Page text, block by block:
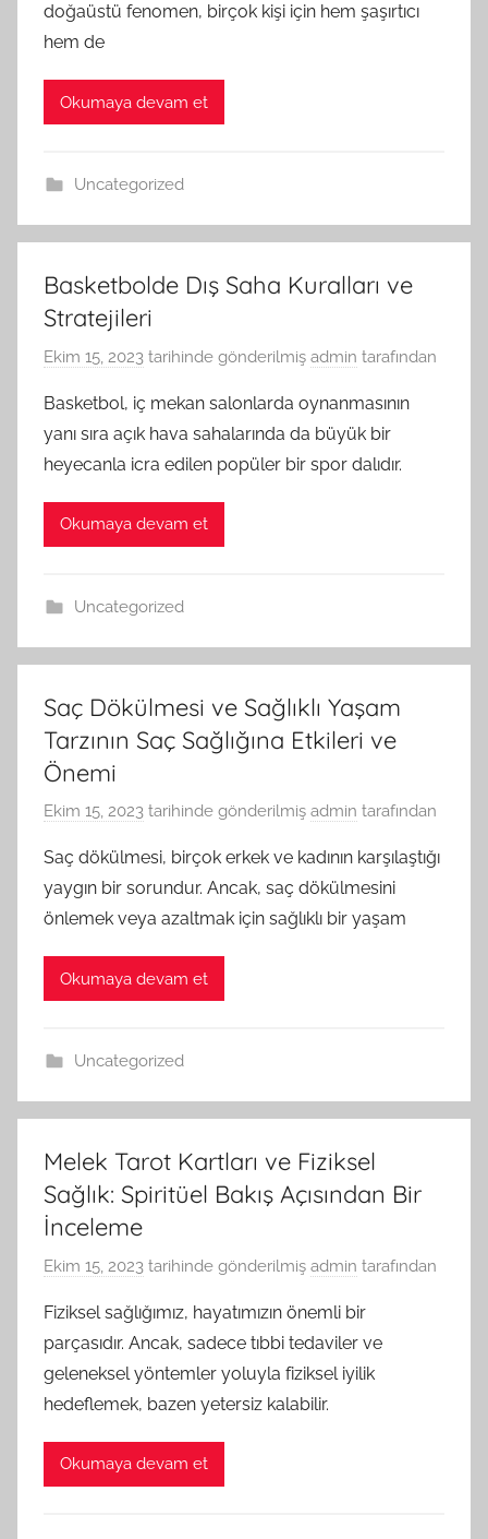
doğaüstü fenomen, birçok kişi için hem şaşırtıcı
hem de
Okumaya devam et
Uncategorized
Basketbolde Dış Saha Kuralları ve
Stratejileri
Ekim 15, 2023 tarihinde gönderilmiş admin tarafından
Basketbol, iç mekan salonlarda oynanmasının
yanı sıra açık hava sahalarında da büyük bir
heyecanla icra edilen popüler bir spor dalıdır.
Okumaya devam et
Uncategorized
Saç Dökülmesi ve Sağlıklı Yaşam
Tarzının Saç Sağlığına Etkileri ve
Önemi
Ekim 15, 2023 tarihinde gönderilmiş admin tarafından
Saç dökülmesi, birçok erkek ve kadının karşılaştığı
yaygın bir sorundur. Ancak, saç dökülmesini
önlemek veya azaltmak için sağlıklı bir yaşam
Okumaya devam et
Uncategorized
Melek Tarot Kartları ve Fiziksel
Sağlık: Spiritüel Bakış Açısından Bir
İnceleme
Ekim 15, 2023 tarihinde gönderilmiş admin tarafından
Fiziksel sağlığımız, hayatımızın önemli bir
parçasıdır. Ancak, sadece tıbbi tedaviler ve
geleneksel yöntemler yoluyla fiziksel iyilik
hedeflemek, bazen yetersiz kalabilir.
Okumaya devam et